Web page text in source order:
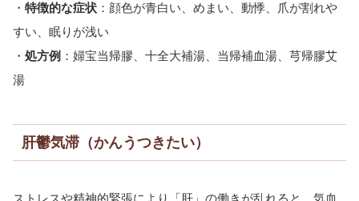
・ 特徴的な症状 ：顔色が青白い、めまい、動悸、爪が割れや
すい、眠りが浅い
・ 処方例 ：婦宝当帰膠、十全大補湯、当帰補血湯、芎帰膠艾
湯
肝鬱気滞（かんうつきたい）
ストレスや精神的緊張により「肝」の働きが乱れると、気血